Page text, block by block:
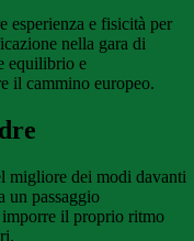
esperienza e fisicità per
nella gara di
equilibrio e
il cammino europeo.
migliore dei modi davanti
un passaggio
imporre il proprio ritmo